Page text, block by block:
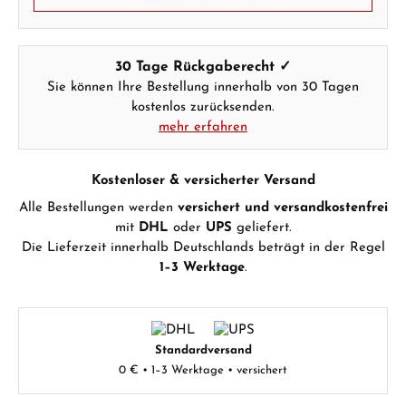
30 Tage Rückgaberecht ✓
Sie können Ihre Bestellung innerhalb von 30 Tagen
kostenlos zurücksenden.
mehr erfahren
Kostenloser & versicherter Versand
Alle Bestellungen werden versichert und versandkostenfrei
mit DHL oder UPS geliefert.
Die Lieferzeit innerhalb Deutschlands beträgt in der Regel
1–3 Werktage.
Standardversand
0 € • 1–3 Werktage • versichert